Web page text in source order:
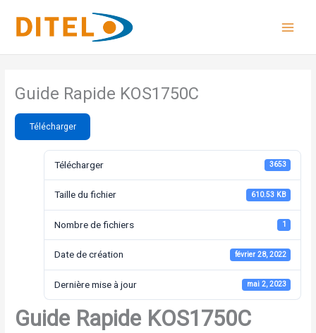
contenu
Guide Rapide KOS1750C
Télécharger
Télécharger 3653
Taille du fichier 610.53 KB
Nombre de fichiers 1
Date de création février 28, 2022
Dernière mise à jour mai 2, 2023
Guide Rapide KOS1750C